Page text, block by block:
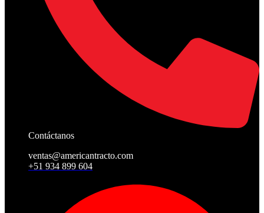
Contáctanos
ventas@americantracto.com
+51 934 899 604